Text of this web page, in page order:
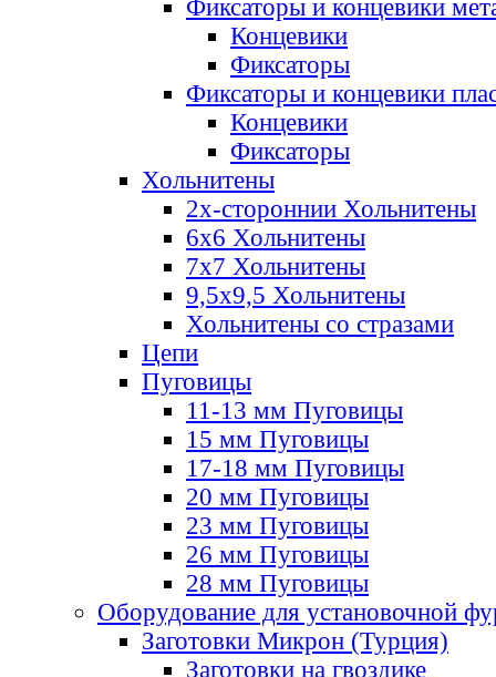
Фиксаторы и концевики
Концевики
Фиксаторы
Фиксаторы и концевики
Концевики
Фиксаторы
Хольнитены
2х-стороннии Хольнитены
6х6 Хольнитены
7х7 Хольнитены
9,5х9,5 Хольнитены
Хольнитены со стразами
Цепи
Пуговицы
11-13 мм Пуговицы
15 мм Пуговицы
17-18 мм Пуговицы
20 мм Пуговицы
23 мм Пуговицы
26 мм Пуговицы
28 мм Пуговицы
Оборудование для установочной
Заготовки Микрон (Турция)
Заготовки на гвоздике